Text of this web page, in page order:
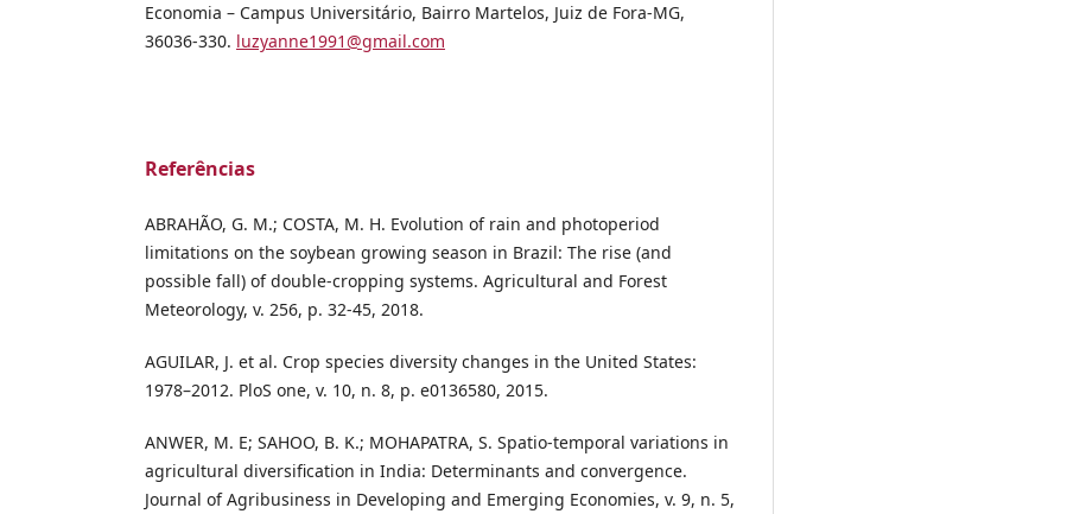
Economia – Campus Universitário, Bairro Martelos, Juiz de Fora-MG,
36036-330. luzyanne1991@gmail.com
Referências
ABRAHÃO, G. M.; COSTA, M. H. Evolution of rain and photoperiod
limitations on the soybean growing season in Brazil: The rise (and
possible fall) of double-cropping systems. Agricultural and Forest
Meteorology, v. 256, p. 32-45, 2018.
AGUILAR, J. et al. Crop species diversity changes in the United States:
1978–2012. PloS one, v. 10, n. 8, p. e0136580, 2015.
ANWER, M. E; SAHOO, B. K.; MOHAPATRA, S. Spatio-temporal variations in
agricultural diversification in India: Determinants and convergence.
Journal of Agribusiness in Developing and Emerging Economies, v. 9, n. 5,